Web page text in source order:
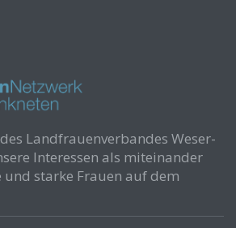
Landfrauenverbandes Weser-
Interessen als miteinander
und starke Frauen auf dem